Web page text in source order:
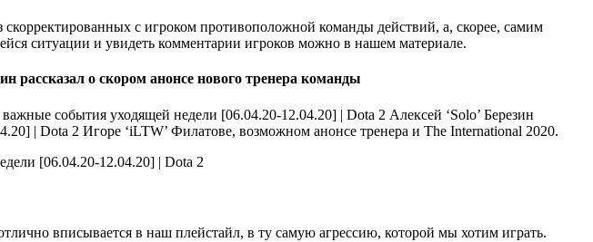
с игроком противоположной команды действий, а, скорее, самим
ситуации и увидеть комментарии игроков можно в нашем материале.
рассказал о скором анонсе нового тренера команды
Алексей ‘Solo’ Березин
Игоре ‘iLTW’ Филатове, возможном анонсе тренера и The International 2020.
вписывается в наш плейстайл, в ту самую агрессию, которой мы хотим играть.